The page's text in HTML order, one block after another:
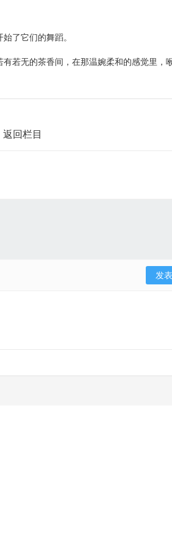
了它们的舞蹈。
若无的茶香间，在那温婉柔和的感觉里，
返回栏目